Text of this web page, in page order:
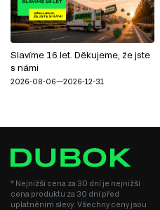
Slavíme 16 let. Děkujeme, že jste
s námi
2026-08-06—2026-12-31
* Nejnižší cena za 30 dní je nejnižší
cena produktu za 30 dní před
uplatněním slevy. Všechny ceny jsou